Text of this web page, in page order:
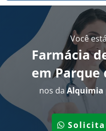
Você
Farmácia
em Parque
nos daAlquimia